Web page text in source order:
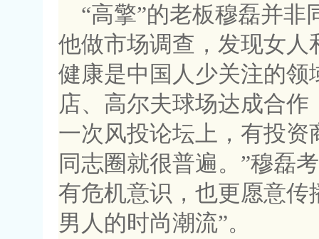
“高擎”的老板穆磊并
他做市场调查，发现女
健康是中国人少关注的
店、高尔夫球场达成合
一次风投论坛上，有投
同志圈就很普遍。”穆磊
有危机意识，也更愿意传
男人的时尚潮流”。